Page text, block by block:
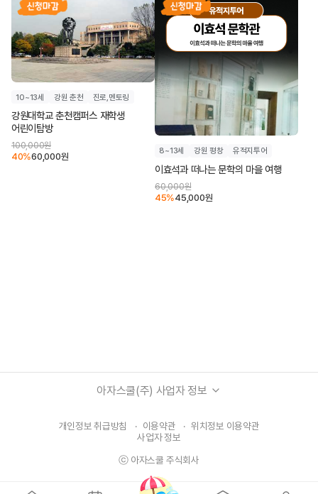
10~13세 강원 춘천 진로,멘토링
강원대학교 춘천캠퍼스 재학생
어린이탐방
100,000원
40%60,000원
8~13세 강원 평창 유적지투어
이효석과 떠나는 문학의 마을 여행
60,000원
45%45,000원
아자스쿨(주) 사업자 정보
개인정보 취급방침 · 이용약관 · 위치정보 이용약관
사업자 정보
ⓒ 아자스쿨 주식회사